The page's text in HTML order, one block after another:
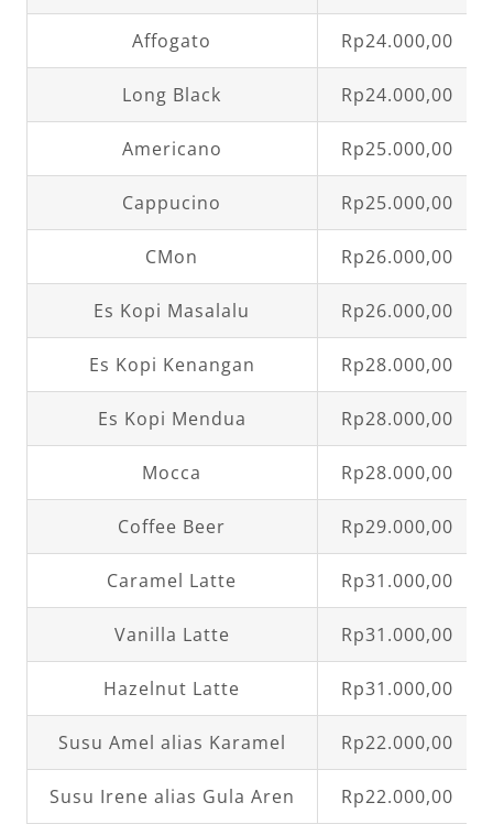
Affogato Rp24.000,00
Long Black Rp24.000,00
Americano Rp25.000,00
Cappucino Rp25.000,00
CMon Rp26.000,00
Es Kopi Masalalu Rp26.000,00
Es Kopi Kenangan Rp28.000,00
Es Kopi Mendua Rp28.000,00
Mocca Rp28.000,00
Coffee Beer Rp29.000,00
Caramel Latte Rp31.000,00
Vanilla Latte Rp31.000,00
Hazelnut Latte Rp31.000,00
Susu Amel alias Karamel Rp22.000,00
Susu Irene alias Gula Aren Rp22.000,00